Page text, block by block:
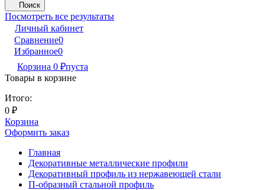
Поиск
Посмотреть все результаты
Личный кабинет
Сравнение0
Избранное0
Корзина 0 ₽пуста
Товары в корзине
Итого:
0 ₽
Корзина
Оформить заказ
Главная
Декоративные металлические профили
Декоративный профиль из нержавеющей стали
П-образный стальной профиль